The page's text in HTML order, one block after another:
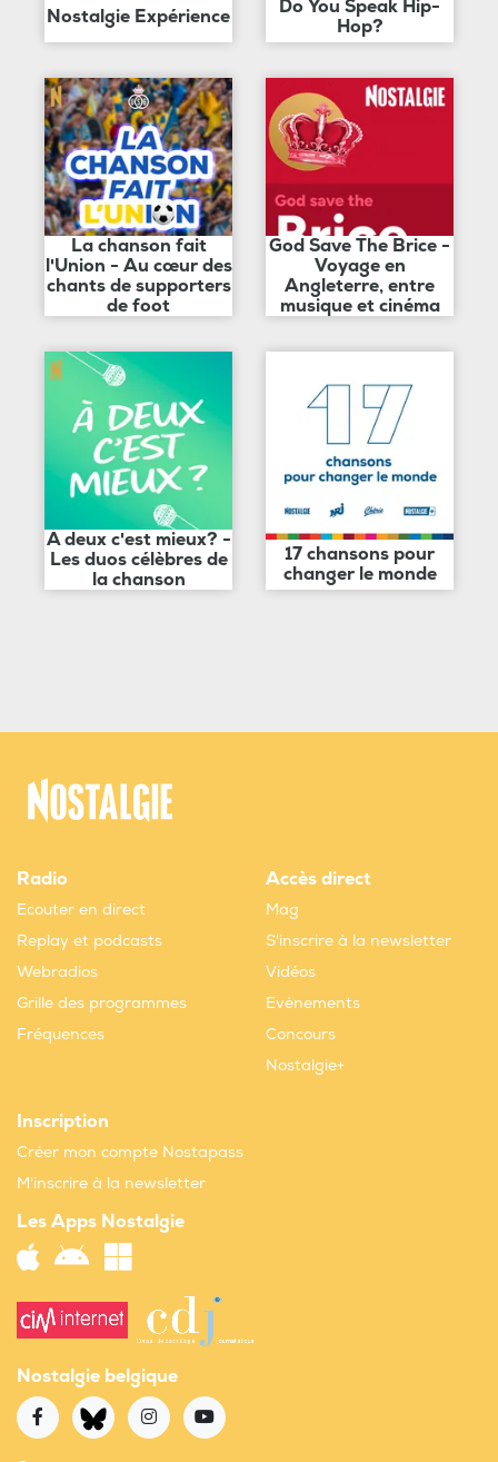
Nostalgie Expérience
Do You Speak Hip-
Hop?
La chanson fait
l'Union - Au cœur des
chants de supporters
de foot
God Save The Brice -
Voyage en
Angleterre, entre
musique et cinéma
A deux c'est mieux? -
Les duos célèbres de
la chanson
17 chansons pour
changer le monde
Radio
Ecouter en direct
Replay et podcasts
Webradios
Grille des programmes
Fréquences
Accès direct
Mag
S'inscrire à la newsletter
Vidéos
Evènements
Concours
Nostalgie+
Inscription
Créer mon compte Nostapass
M'inscrire à la newsletter
Les Apps Nostalgie
Nostalgie belgique